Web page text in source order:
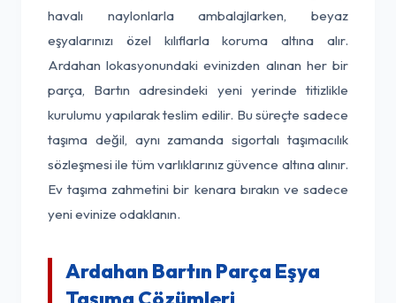
havalı naylonlarla ambalajlarken, beyaz
eşyalarınızı özel kılıflarla koruma altına alır.
Ardahan lokasyonundaki evinizden alınan her bir
parça, Bartın adresindeki yeni yerinde titizlikle
kurulumu yapılarak teslim edilir. Bu süreçte sadece
taşıma değil, aynı zamanda sigortalı taşımacılık
sözleşmesi ile tüm varlıklarınız güvence altına alınır.
Ev taşıma zahmetini bir kenara bırakın ve sadece
yeni evinize odaklanın.
Ardahan Bartın Parça Eşya